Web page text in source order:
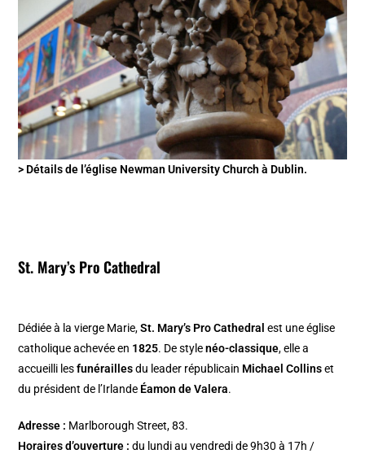
> Détails de l’église Newman University Church à Dublin.
St. Mary’s Pro Cathedral
Dédiée à la vierge Marie,St. Mary’s Pro Cathedral est une église
catholique achevée en 1825. De stylenéo-classique, elle a
accueilli lesfunéraillesdu leader républicain Michael Collinset
du président de l’Irlande Éamon de Valera.
Adresse : Marlborough Street, 83.
Horaires d’ouverture : du lundi au vendredi de 9h30 à 17h /